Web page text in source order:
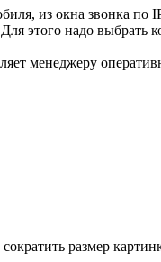
из окна звонка по
этого надо выбрать
менеджеру
размер